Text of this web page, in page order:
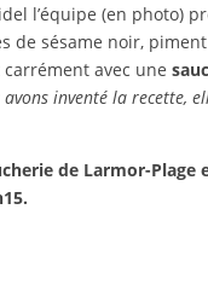
l’équipe (en photo)
de sésame noir,
avec une
inventé la recette,
de Larmor-